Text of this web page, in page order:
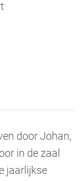
door Johan,
in de zaal
jaarlijkse